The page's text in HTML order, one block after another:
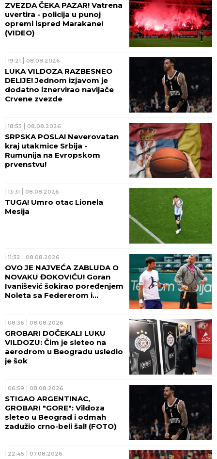
ZVEZDA ČEKA PAZAR! Vatrena
uvertira - policija u punoj
opremi ispred Marakane!
(VIDEO)
19:21 08.08.2026
LUKA VILDOZA RAZBESNEO
DELIJE! Jednom izjavom je
dodatno iznervirao navijače
Crvene zvezde
18:55 08.08.2026
SRPSKA POSLA! Neverovatan
kraj utakmice Srbija -
Rumunija na Evropskom
prvenstvu!
13:31 08.08.2026
TUGA! Umro otac Lionela
Mesija
11:32 08.08.2026
OVO JE NAJVEĆA ZABLUDA O
NOVAKU ĐOKOVIĆU! Goran
Ivanišević šokirao poređenjem
Noleta sa Federerom i
08:36 08.08.2026
GROBARI DOČEKALI LUKU
VILDOZU: Čim je sleteo na
aerodrom u Beogradu usledio
je šok
06:59 08.08.2026
STIGAO ARGENTINAC,
GROBARI "GORE": Vildoza
sleteo u Beograd i odmah
zadužio crno-beli šal! (FOTO)
22:45 07.08.2026